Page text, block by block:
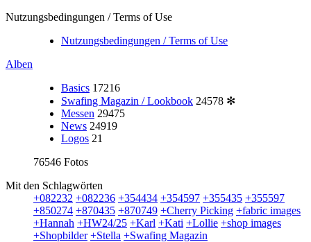
Nutzungsbedingungen / Terms of Use
Nutzungsbedingungen / Terms of Use
Alben
Basics 17216
Swafing Magazin / Lookbook 24578 ✻
Messen 29475
News 24919
Logos 21
76546 Fotos
Mit den Schlagwörten
+082232 +082236 +354434 +354597 +355435 +355597
+850274 +870435 +870749 +Cherry Picking +fabric images
+Hannah +HW24/25 +Karl +Kati +Lollie +shop images
+Shopbilder +Stella +Swafing Magazin